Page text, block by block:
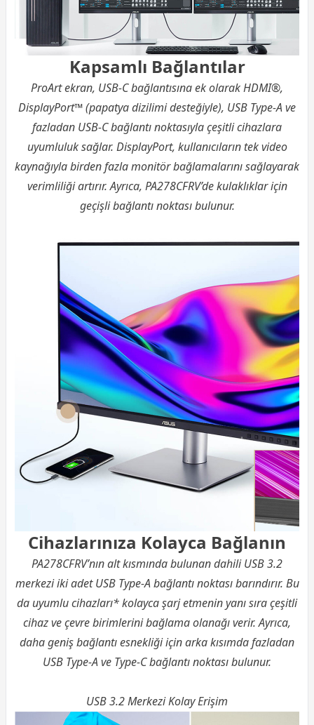
Kapsamlı Bağlantılar
ProArt ekran, USB-C bağlantısına ek olarak HDMI®,
DisplayPort™ (papatya dizilimi desteğiyle), USB Type-A ve
fazladan USB-C bağlantı noktasıyla çeşitli cihazlara
uyumluluk sağlar. DisplayPort, kullanıcıların tek video
kaynağıyla birden fazla monitör bağlamalarını sağlayarak
verimliliği artırır. Ayrıca, PA278CFRV’de kulaklıklar için
geçişli bağlantı noktası bulunur.
Cihazlarınıza Kolayca Bağlanın
PA278CFRV’nın alt kısmında bulunan dahili USB 3.2
merkezi iki adet USB Type-A bağlantı noktası barındırır. Bu
da uyumlu cihazları* kolayca şarj etmenin yanı sıra çeşitli
cihaz ve çevre birimlerini bağlama olanağı verir. Ayrıca,
daha geniş bağlantı esnekliği için arka kısımda fazladan
USB Type-A ve Type-C bağlantı noktası bulunur.
USB 3.2 Merkezi Kolay Erişim